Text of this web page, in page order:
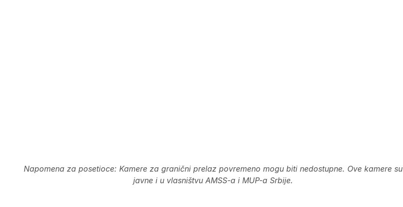
Napomena za posetioce: Kamere za granični prelaz povremeno mogu biti nedostupne. Ove kamere su
javne i u vlasništvu AMSS-a i MUP-a Srbije.